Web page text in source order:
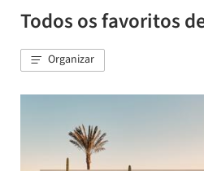
Todos os favoritos
Organizar